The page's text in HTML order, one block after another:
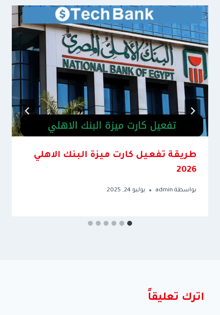
طريقة تفعيل كارت ميزة البنك الاهلي
2026
بواسطة admin يوليو 24, 2025
اترك تعليقاً